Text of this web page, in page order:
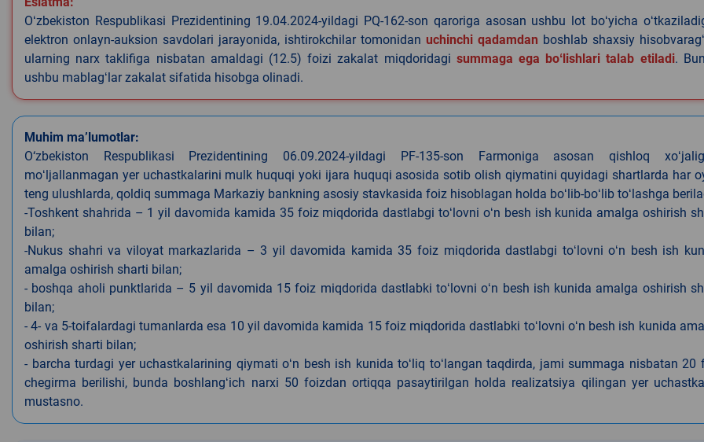
Oʻzbekiston Respublikasi Prezidentining 19.04.2024-yildagi PQ-162-son qaroriga asosan ushbu lot boʻyicha
elektron onlayn-auksion savdolari jarayonida, ishtirokchilar tomonidan uchinchi qadamdan boshlab shaxsiy
ularning narx taklifiga nisbatan amaldagi (12.5) foizi zakalat miqdoridagi summaga ega boʻlishlari talab etiladi.
ushbu mablagʻlar zakalat sifatida hisobga olinadi.
Muhim ma’lumotlar:
O‘zbekiston Respublikasi Prezidentining 06.09.2024-yildagi PF-135-son Farmoniga asosan qishloq
moʻljallanmagan yer uchastkalarini mulk huquqi yoki ijara huquqi asosida sotib olish qiymatini quyidagi shartlarda har
teng ulushlarda, qoldiq summaga Markaziy bankning asosiy stavkasida foiz hisoblagan holda boʻlib-boʻlib toʻlashga
-Toshkent shahrida – 1 yil davomida kamida 35 foiz miqdorida dastlabgi toʻlovni oʻn besh ish kunida amalga oshirish
bilan;
-Nukus shahri va viloyat markazlarida – 3 yil davomida kamida 35 foiz miqdorida dastlabgi toʻlovni oʻn besh ish
amalga oshirish sharti bilan;
- boshqa aholi punktlarida – 5 yil davomida 15 foiz miqdorida dastlabki toʻlovni oʻn besh ish kunida amalga oshirish
bilan;
- 4- va 5-toifalardagi tumanlarda esa 10 yil davomida kamida 15 foiz miqdorida dastlabki toʻlovni oʻn besh ish kunida
oshirish sharti bilan;
- barcha turdagi yer uchastkalarining qiymati oʻn besh ish kunida toʻliq toʻlangan taqdirda, jami summaga nisbatan 20
chegirma berilishi, bunda boshlangʻich narxi 50 foizdan ortiqqa pasaytirilgan holda realizatsiya qilingan yer
mustasno.